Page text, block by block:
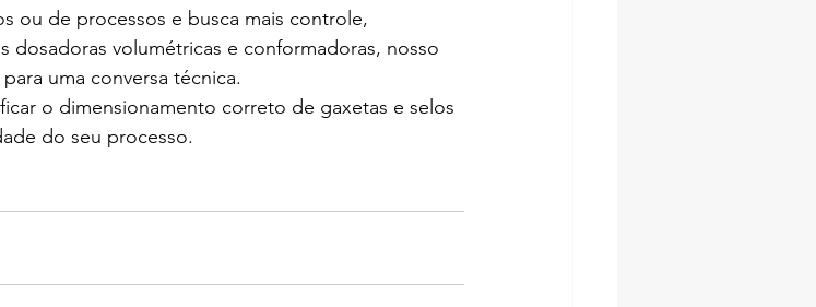
ou de processos e busca mais controle,
dosadoras volumétricas e conformadoras, nosso
uma conversa técnica.
o dimensionamento correto de gaxetas e selos
do seu processo.